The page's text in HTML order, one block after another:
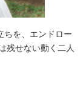
ちを、エンドロー
残せない動く二人